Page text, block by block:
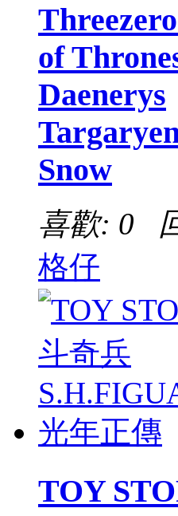
of
Daenerys
Snow
喜歡: 0
格仔
TOY